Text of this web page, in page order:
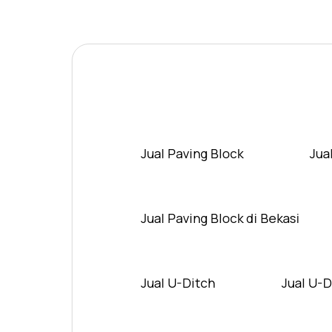
Jual Paving Block
Jual Paving Block di Bekasi
Jual U-Ditch Jual U-